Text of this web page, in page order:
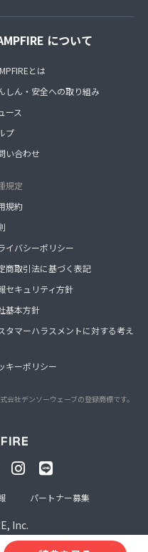
について
とは
しん・安全への取り組み
ース
プ
い合わせ
規定
規約
イバシーポリシー
商取引法に基づく表記
セキュリティ方針
基本方針
タマーハラスメントに対する考え
キーポリシー
会社デンソーウェーブの登録商標です。
Inc.
パートナー募集